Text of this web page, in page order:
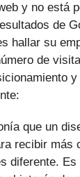
y no está
de
hallar su
de
y
que un
recibir más
diferente. Es